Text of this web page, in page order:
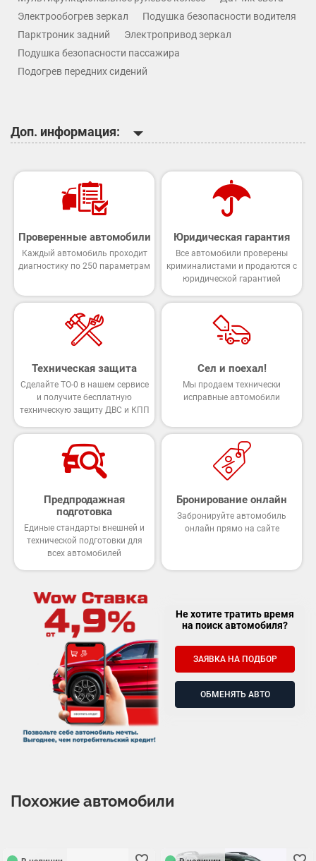
Электрообогрев зеркал
Подушка безопасности водителя
Парктроник задний
Электропривод зеркал
Подушка безопасности пассажира
Подогрев передних сидений
Доп. информация:
Проверенные автомобили
Каждый автомобиль проходит
диагностику по 250 параметрам
Юридическая гарантия
Все автомобили проверены
криминалистами и продаются с
юридической гарантией
Техническая защита
Сделайте ТО-0 в нашем сервисе
и получите бесплатную
техническую защиту ДВС и КПП
Сел и поехал!
Мы продаем технически
исправные автомобили
Предпродажная
подготовка
Единые стандарты внешней и
технической подготовки для
всех автомобилей
Бронирование онлайн
Забронируйте автомобиль
онлайн прямо на сайте
Не хотите тратить время
на поиск автомобиля?
ЗАЯВКА НА ПОДБОР
ОБМЕНЯТЬ АВТО
Похожие автомобили